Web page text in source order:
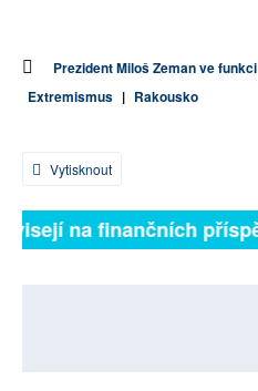
Prezident Miloš Zeman ve funkci
Extremismus | Rakousko
Vytisknout
na finančních